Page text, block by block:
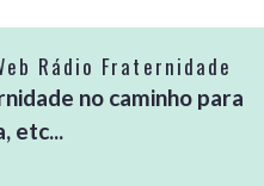
Rádio Fraternidade
no caminho para
etc...